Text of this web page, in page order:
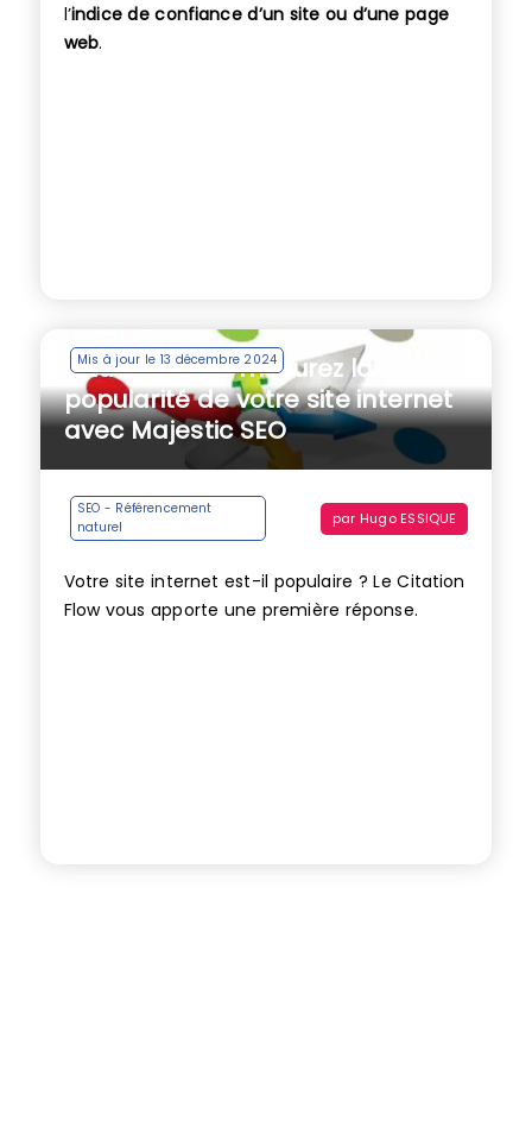
l’indice de confiance d’un site ou d’une page
web.
Mis à jour le 13 décembre 2024
Citation Flow : mesurez la
popularité de votre site internet
avec Majestic SEO
SEO - Référencement
naturel
par Hugo ESSIQUE
Votre site internet est-il populaire ? Le Citation
Flow vous apporte une première réponse.